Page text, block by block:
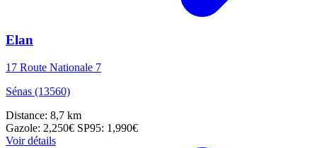
Elan
17 Route Nationale 7
Sénas (13560)
Distance: 8,7 km
Gazole: 2,250€ SP95: 1,990€
Voir détails